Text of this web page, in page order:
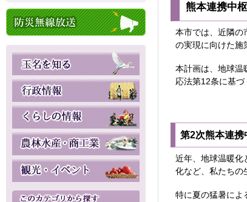
熊本連携中
本市では、近隣の
の実現に向けた施
本計画は、地球温
応法第12条に基づ
第2次熊本連携
近年、地球温暖化
化など、私たちの
特に夏の猛暑によ